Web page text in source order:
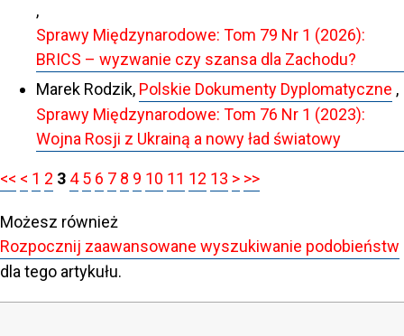
,
Sprawy Międzynarodowe: Tom 79 Nr 1 (2026):
BRICS – wyzwanie czy szansa dla Zachodu?
Marek Rodzik, Polskie Dokumenty Dyplomatyczne ,
Sprawy Międzynarodowe: Tom 76 Nr 1 (2023):
Wojna Rosji z Ukrainą a nowy ład światowy
<< < 1 2 3 4 5 6 7 8 9 10 11 12 13 > >>
Możesz również
Rozpocznij zaawansowane wyszukiwanie podobieństw
dla tego artykułu.